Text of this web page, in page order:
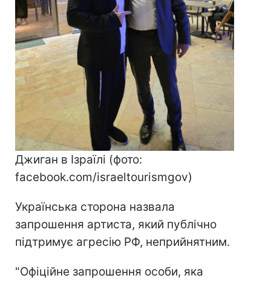
Джиган в Ізраїлі (фото:
facebook.com/israeltourismgov)
Українська сторона назвала
запрошення артиста, який публічно
підтримує агресію РФ, неприйнятним.
"Офіційне запрошення особи, яка